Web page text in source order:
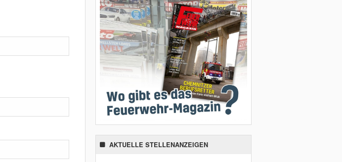
AKTUELLE STELLENANZEIGEN